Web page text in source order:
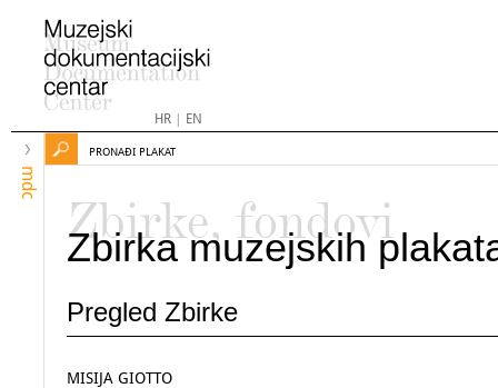
HR| EN
mdc
PRONAĐI PLAKAT
Zbirke, fondovi
Zbirka muzejskih
Pregled Zbirke
MISIJA GIOTTO